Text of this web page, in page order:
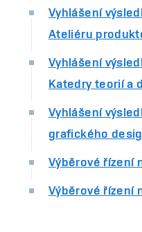
Vyhlášení
Ateliéru
Vyhlášení
Katedry teorií a
Vyhlášení
grafického
Výběrové řízení
Výběrové řízení